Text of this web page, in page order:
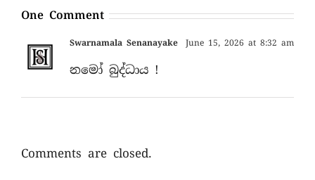
One Comment
Swarnamala Senanayake June 15, 2026 at 8:32 am
නමෝ බුද්ධාය !
Comments are closed.